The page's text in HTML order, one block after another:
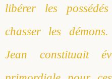
Saint Sophrony
Sainte Matrone de
Staritsa Marie
Staritsa Anastasia
Archimandrite
Gerondissa Makrina
libérer les
chasser les
Jean constituait